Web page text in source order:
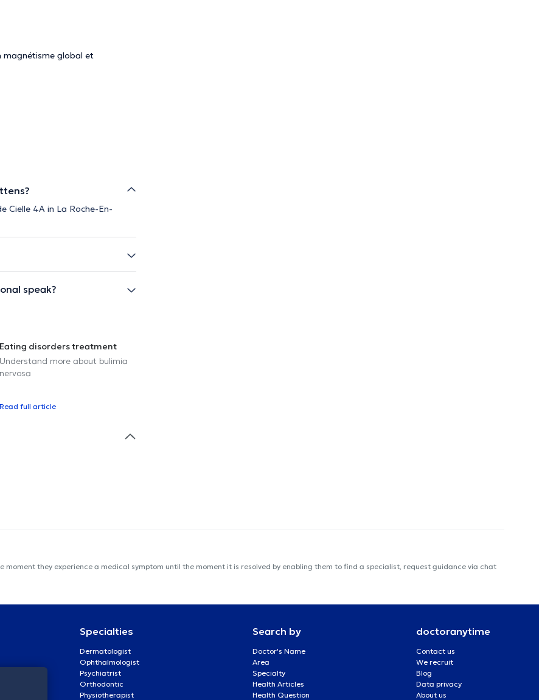
magnétisme global et
Cielle 4A in La Roche-En-
speak?
Eating disorders treatment
Understand more about bulimia
nervosa
Read full article
they experience a medical symptom until the moment it is resolved by enabling them to find a specialist, request guidance via chat
Specialties
Dermatologist
Ophthalmologist
Psychiatrist
Orthodontic
Physiotherapist
Search by
Doctor's Name
Area
Specialty
Health Articles
Health Question
doctoranytime
Contact us
We recruit
Blog
Data privacy
About us